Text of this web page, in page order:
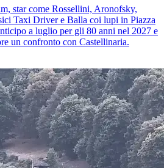
star come Rossellini, Aronofsky,
Taxi Driver e Balla coi lupi in Piazza
a luglio per gli 80 anni nel 2027 e
un confronto con Castellinaria.